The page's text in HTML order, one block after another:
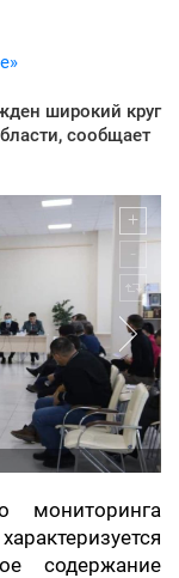
широкий круг
сообщает
мониторинга
содержание